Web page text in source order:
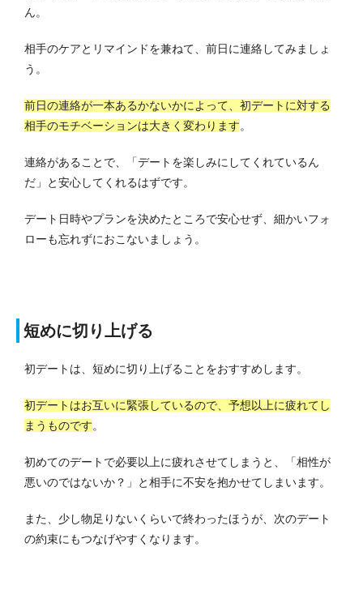
ん。
相手のケアとリマインドを兼ねて、前日に連絡してみましょ
う。
前日の連絡が一本あるかないかによって、初デートに対する
相手のモチベーションは大きく変わります。
連絡があることで、「デートを楽しみにしてくれているん
だ」と安心してくれるはずです。
デート日時やプランを決めたところで安心せず、細かいフォ
ローも忘れずにおこないましょう。
短めに切り上げる
初デートは、短めに切り上げることをおすすめします。
初デートはお互いに緊張しているので、予想以上に疲れてし
まうものです。
初めてのデートで必要以上に疲れさせてしまうと、「相性が
悪いのではないか？」と相手に不安を抱かせてしまいます。
また、少し物足りないくらいで終わったほうが、次のデート
の約束にもつなげやすくなります。